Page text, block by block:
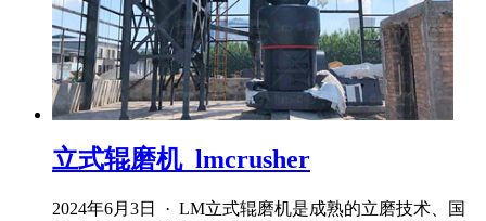
立式辊磨机_lmcrusher
2024年6月3日 · LM立式辊磨机是成熟的立磨技术、国